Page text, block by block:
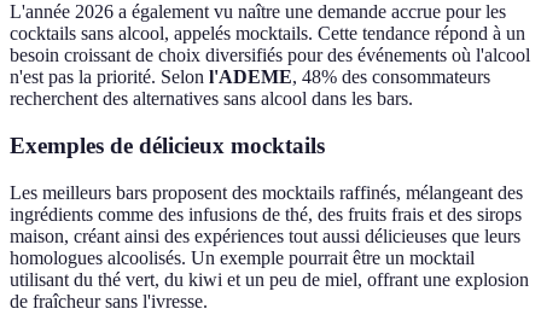
L'année 2026 a également vu naître une demande accrue pour les
cocktails sans alcool, appelés mocktails. Cette tendance répond à un
besoin croissant de choix diversifiés pour des événements où l'alcool
n'est pas la priorité. Selon l'ADEME, 48% des consommateurs
recherchent des alternatives sans alcool dans les bars.
Exemples de délicieux mocktails
Les meilleurs bars proposent des mocktails raffinés, mélangeant des
ingrédients comme des infusions de thé, des fruits frais et des sirops
maison, créant ainsi des expériences tout aussi délicieuses que leurs
homologues alcoolisés. Un exemple pourrait être un mocktail
utilisant du thé vert, du kiwi et un peu de miel, offrant une explosion
de fraîcheur sans l'ivresse.